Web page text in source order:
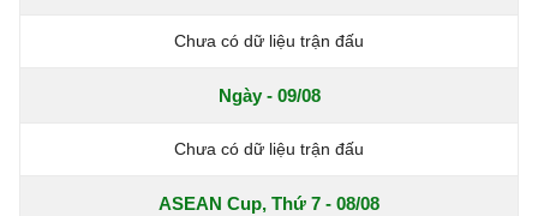
Chưa có dữ liệu trận đấu
Ngày - 09/08
Chưa có dữ liệu trận đấu
ASEAN Cup, Thứ 7 - 08/08